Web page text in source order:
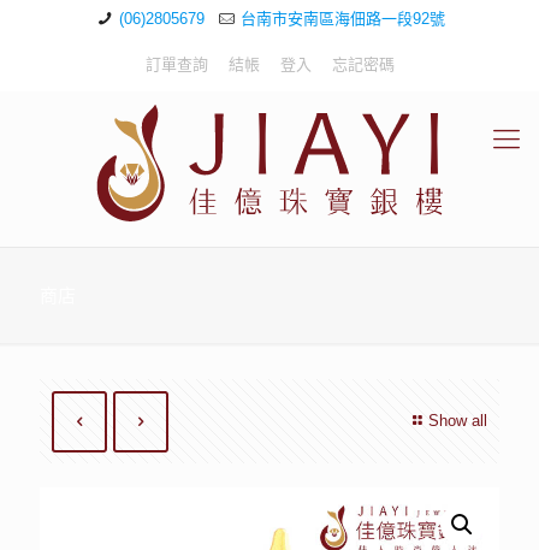
(06)2805679 台南市安南區海佃路一段92號
訂單查詢 結帳 登入 忘記密碼
Show all